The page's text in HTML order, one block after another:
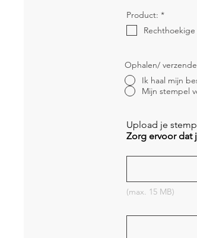
Product: *V
r
t
Ophalen/
Ik haal mijn
Mijn stempel
Upload je
Zorg ervoor dat
(max. 15 MB)